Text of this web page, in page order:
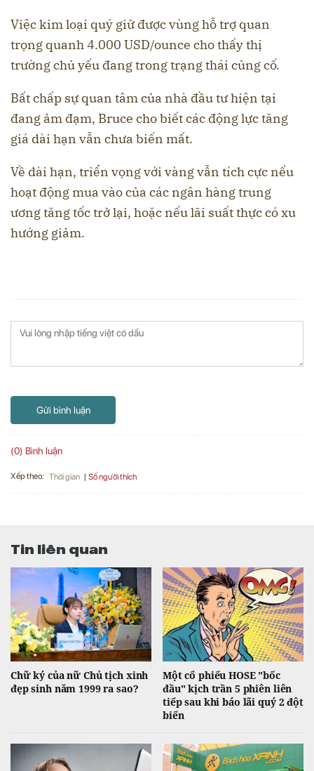
Việc kim loại quý giữ được vùng hỗ trợ quan
trọng quanh 4.000 USD/ounce cho thấy thị
trường chủ yếu đang trong trạng thái củng cố.
Bất chấp sự quan tâm của nhà đầu tư hiện tại
đang ảm đạm, Bruce cho biết các động lực tăng
giá dài hạn vẫn chưa biến mất.
Về dài hạn, triển vọng với vàng vẫn tích cực nếu
hoạt động mua vào của các ngân hàng trung
ương tăng tốc trở lại, hoặc nếu lãi suất thực có xu
hướng giảm.
Gửi bình luận
(0) Bình luận
Xếp theo: Thời gian Số người thích
Tin liên quan
Chữ ký của nữ Chủ tịch xinh
đẹp sinh năm 1999 ra sao?
Một cổ phiếu HOSE "bốc
đầu" kịch trần 5 phiên liên
tiếp sau khi báo lãi quý 2 đột
biến